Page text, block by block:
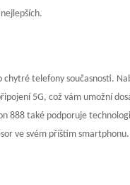
telefony současnosti.
5G, což vám umožní
888 také podporuje
ve svém příštím smartphonu.